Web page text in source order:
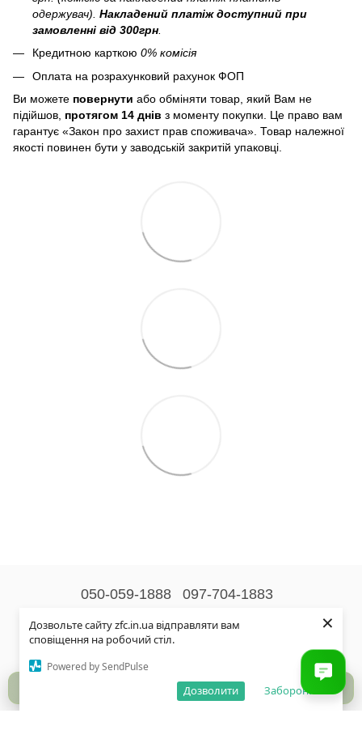
Дозвольте сайту zfc.in.ua відправляти вам
сповіщення на робочий стіл.
Powered by SendPulse
Заборонити
Дозволити
×
одержувач). Накладений платіж доступний при
замовленні від 300грн
Кредитною карткою 0% комісія
Оплата на розрахунковий рахунок ФОП
Ви можете повернути або обміняти товар, який Вам не
підійшов, протягом 14 днів з моменту покупки. Це право вам
гарантує «Закон про захист прав споживача». Товар належної
якості повинен бути у заводській закритій упаковці.
050-059-1888 097-704-1883
Контактна інформація
© 2026